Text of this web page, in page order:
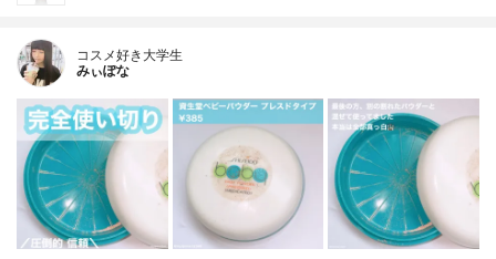
コスメ好き大学生
みぃぽな